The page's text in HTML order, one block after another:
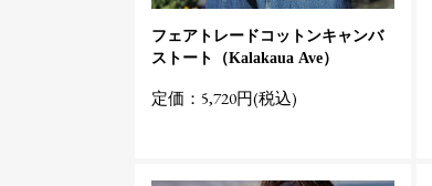
フェアトレードコットンキャンバ
ストート（Kalakaua Ave）
定価：5,720円(税込)